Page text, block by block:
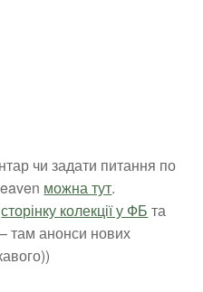
чи задати питання по
можна тут.
сторінку колекції у ФБ та
там анонси нових